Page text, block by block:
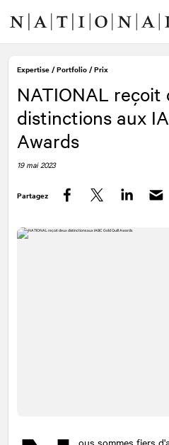
contenu
navigation
Expertise /Portfolio /Prix
NATIONAL reçoit
distinctions aux
Awards
19 mai 2023
Partagez
ous sommes fiers